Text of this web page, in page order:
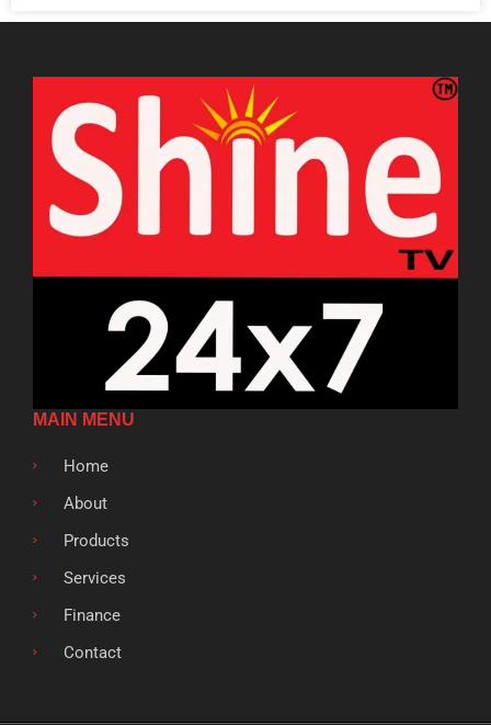
MAIN MENU
Home
About
Products
Services
Finance
Contact